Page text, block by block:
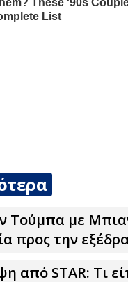
Τούμπα με
προς την εξέδρα
από STAR: Τι